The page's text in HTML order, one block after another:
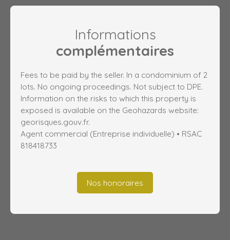
Informations
complémentaires
Fees to be paid by the seller. In a condominium of 2
lots. No ongoing proceedings. Not subject to DPE.
Information on the risks to which this property is
exposed is available on the Geohazards website:
georisques.gouv.fr.
Agent commercial (Entreprise individuelle) • RSAC
818418733
Nos honoraires